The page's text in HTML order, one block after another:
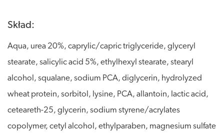
Skład:
Aqua, urea 20%, caprylic/capric triglyceride, glyceryl
stearate, salicylic acid 5%, ethylhexyl stearate, stearyl
alcohol, squalane, sodium PCA, diglycerin, hydrolyzed
wheat protein, sorbitol, lysine, PCA, allantoin, lactic acid,
ceteareth-25, glycerin, sodium styrene/acrylates
copolymer, cetyl alcohol, ethylparaben, magnesium sulfate